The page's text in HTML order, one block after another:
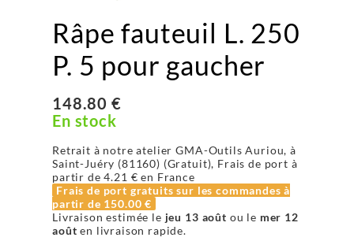
Râpe fauteuil L. 250
P. 5 pour gaucher
148.80 €
En stock
Retrait à notre atelier GMA-Outils Auriou, à
Saint-Juéry (81160) (Gratuit), Frais de port à
partir de4.21 € en France
Frais de port gratuits sur les commandes à
partir de 150.00 €
Livraison estimée le jeu 13 août ou le mer 12
août en livraison rapide.